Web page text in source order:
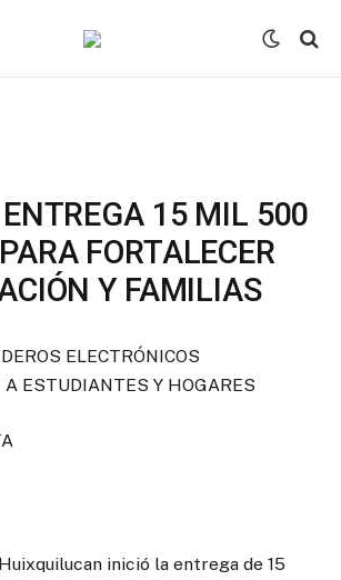
15 MIL 500
FORTALECER
Y FAMILIAS
ELECTRÓNICOS
ESTUDIANTES Y HOGARES
inició la entrega de 15